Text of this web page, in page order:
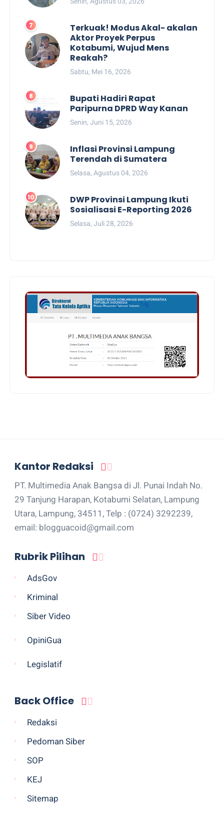
Terkuak! Modus Akal- akalan
Aktor Proyek Perpus
Kotabumi, Wujud Mens
Reakah?
Sabtu, Mei 16, 2026
Bupati Hadiri Rapat
Paripurna DPRD Way Kanan
Senin, Juni 15, 2026
Inflasi Provinsi Lampung
Terendah di Sumatera
Selasa, Agustus 04, 2026
DWP Provinsi Lampung Ikuti
Sosialisasi E-Reporting 2026
Selasa, Juli 28, 2026
Kantor Redaksi
PT. Multimedia Anak Bangsa di Jl. Punai Indah No.
29 Tanjung Harapan, Kotabumi Selatan, Lampung
Utara, Lampung, 34511, Telp : (0724) 3292239,
email: blogguacoid@gmail.com
Rubrik Pilihan
AdsGov
Kriminal
Siber Video
OpiniGua
Legislatif
Back Office
Redaksi
Pedoman Siber
SOP
KEJ
Sitemap